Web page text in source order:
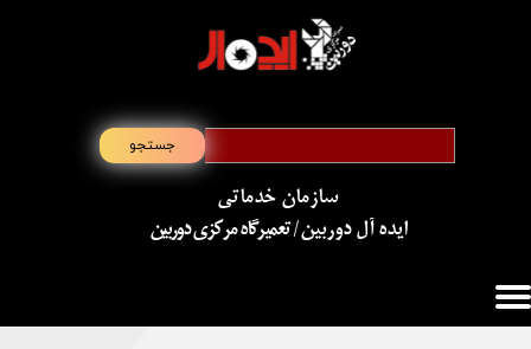
سازمان خدماتی
​​​​​​​ایده آل دوربین/ تعمیرگاه مرکزی دوربین
جستجو